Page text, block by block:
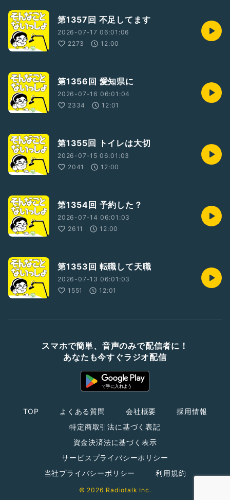
第1357回 不足してます
2026-07-17 06:01:06
2273
12:00
第1356回 愛知県に
2026-07-16 06:01:04
2334
12:01
第1355回 トイレは大切
2026-07-15 06:01:03
2041
12:00
第1354回 予約した？
2026-07-14 06:01:03
2611
12:00
第1353回 転職して天職
2026-07-13 06:01:03
1551
12:01
スマホで簡単、音声のみで配信者に！
あなたも今すぐラジオ配信
TOP よくある質問 会社概要
採用情報
特定商取引法に基づく表記
資金決済法に基づく表示
サービスプライバシーポリシー
当社プライバシーポリシー
利用規約
© 2026 Radiotalk Inc.